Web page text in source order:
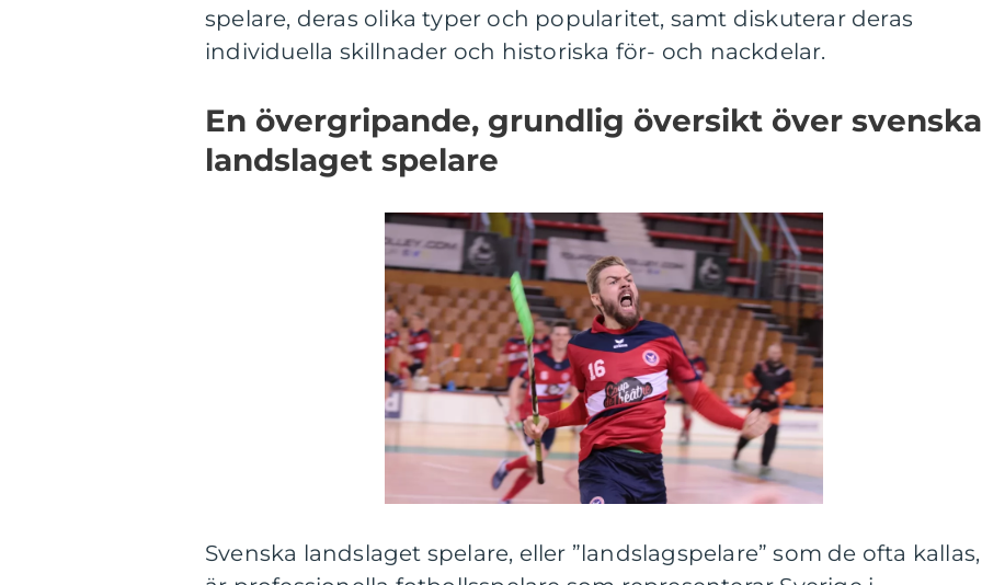
spelare, deras olika typer och popularitet, samt diskuterar deras
individuella skillnader och historiska för- och nackdelar.
En övergripande, grundlig översikt över svenska
landslaget spelare
Svenska landslaget spelare, eller ”landslagspelare” som de ofta kallas,